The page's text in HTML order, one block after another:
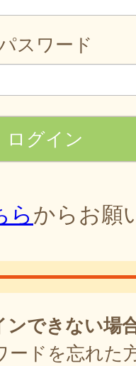
スワード
らからお願
ンできない場
ードを忘れた